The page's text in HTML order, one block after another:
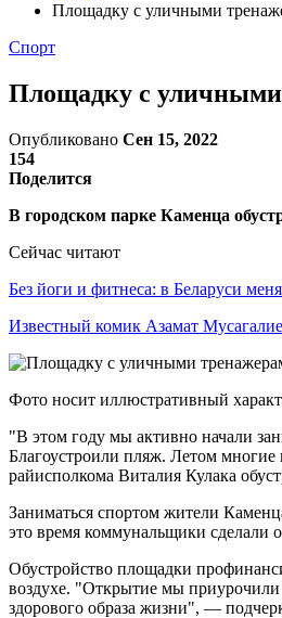
Площадку с уличными
Спорт
Площадку с уличными
Опубликовано Сен 15, 2022
154
Поделится
В городском парке Каменца
Сейчас читают
Без йоги и фитнеса: в Беларуси
Известный комик Азамат
Фото носит иллюстративный
"В этом году мы активно начали
Благоустроили пляж. Летом многие
райисполкома Виталия Кулака
Заниматься спортом жители
это время коммунальщики сделали
Обустройство площадки
воздухе. "Открытие мы приурочили
здорового образа жизни", —